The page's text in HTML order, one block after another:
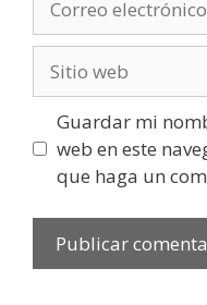
electrónico
web
Guardar mi
web en este
que haga un